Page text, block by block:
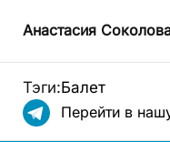
Анастасия
Тэги:Балет
Перейти в